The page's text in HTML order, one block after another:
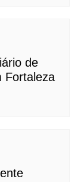
de
Fortaleza